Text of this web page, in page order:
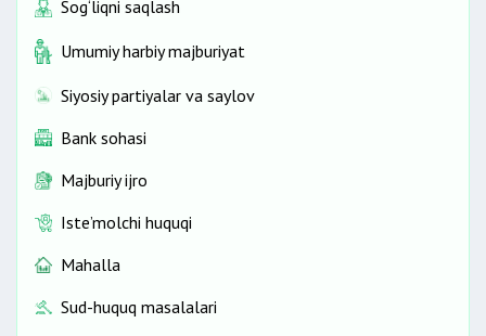
Sog‘liqni saqlash
Umumiy harbiy majburiyat
Siyosiy partiyalar va saylov
Bank sohasi
Majburiy ijro
Iste’molchi huquqi
Mahalla
Sud-huquq masalalari